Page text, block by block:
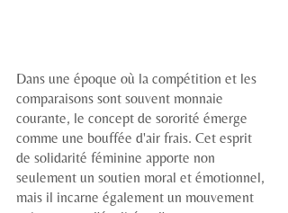
Dans une époque où la compétition et les
comparaisons sont souvent monnaie
courante, le concept de sororité émerge
comme une bouffée d'air frais. Cet esprit
de solidarité féminine apporte non
seulement un soutien moral et émotionnel,
mais il incarne également un mouvement